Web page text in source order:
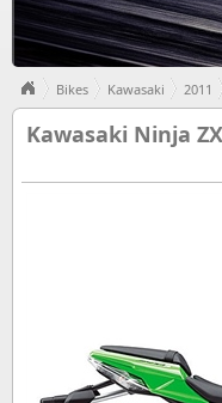
Bikes Kawasaki 2011
Kawasaki Ninja